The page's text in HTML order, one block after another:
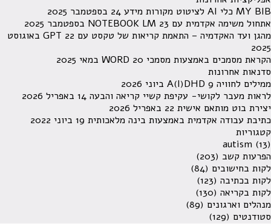
MY BIB כלי AI לציטוט מקורות מידע
24 בספטמבר 2025
אתחול משימה אקדמית עם NOTEBOOK LM 23 בספטמבר 2025
מהגן ועד האקדמיה – התאמת קריאות של טקסט עם GPT
22 באוגוסט
2025
הקראת מסמכים באמצעות מסמכי WORD 20 במאי 2025
סדנאות אחרונות
ממילים לחוויה A(I)DHD 9 ביוני 2026
לראות מעבר לקושי- עקיפת קשיי קריאה והבעה 14 באפריל 2026
יצירת בוט מותאם אישית 22 באפריל 2026
כתיבת עבודה אקדמית באמצעות בינה מלאכותית 19 ביוני 2022
קטגוריות
autism (13)
הפרעות קשב (203)
לקות בחישובים (84)
לקות בכתיבה (123)
לקות בקריאה (130)
מנהלים וארגונים (89)
סטודנטים (129)